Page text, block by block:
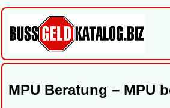
MPU Beratung – MPU